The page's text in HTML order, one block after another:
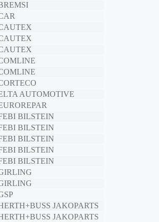
AUTOMOTIVE
BILSTEIN
BILSTEIN
BILSTEIN
BILSTEIN
BILSTEIN
JAKOPARTS
JAKOPARTS